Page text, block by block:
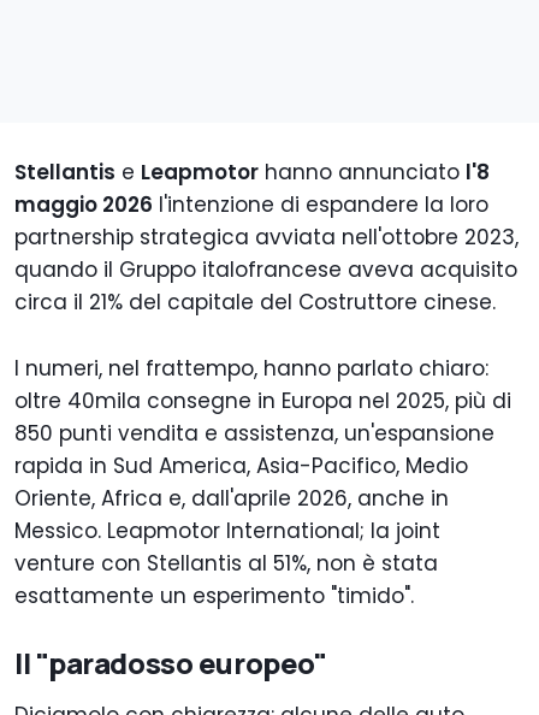
Stellantis e Leapmotor hanno annunciato l'8
maggio 2026 l'intenzione di espandere la loro
partnership strategica avviata nell'ottobre 2023,
quando il Gruppo italofrancese aveva acquisito
circa il 21% del capitale del Costruttore cinese.
I numeri, nel frattempo, hanno parlato chiaro:
oltre 40mila consegne in Europa nel 2025, più di
850 punti vendita e assistenza, un'espansione
rapida in Sud America, Asia-Pacifico, Medio
Oriente, Africa e, dall'aprile 2026, anche in
Messico. Leapmotor International; la joint
venture con Stellantis al 51%, non è stata
esattamente un esperimento "timido".
Il "paradosso europeo"